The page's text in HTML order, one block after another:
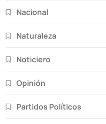
Nacional
Naturaleza
Noticiero
Opinión
Partidos Políticos